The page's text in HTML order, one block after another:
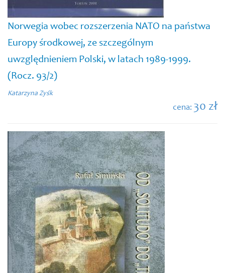
Norwegia wobec rozszerzenia NATO na państwa
Europy środkowej, ze szczególnym
uwzględnieniem Polski, w latach 1989-1999.
(Rocz. 93/2)
Katarzyna Zyśk
cena: 30 zł